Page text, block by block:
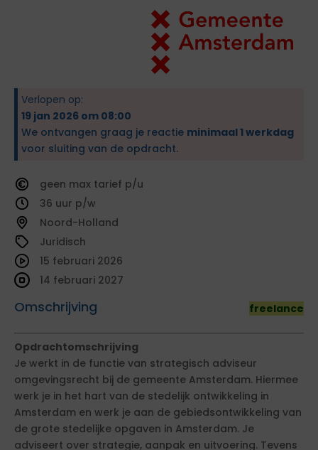
Verlopen op:
19 jan 2026 om 08:00
We ontvangen graag je reactie minimaal 1 werkdag
voor sluiting van de opdracht.
geen
tarief
36
Noord-Holland
Juridisch
Omschrijving freelance
15 februari 2026
14 februari 2027
Opdrachtomschrijving
Je werkt in de functie van strategisch adviseur
omgevingsrecht bij de gemeente Amsterdam. Hiermee
werk je in het hart van de stedelijk ontwikkeling in
Amsterdam en werk je aan de gebiedsontwikkeling van
de grote stedelijke opgaven in Amsterdam. Je
adviseert over strategie, aanpak en uitvoering. Tevens